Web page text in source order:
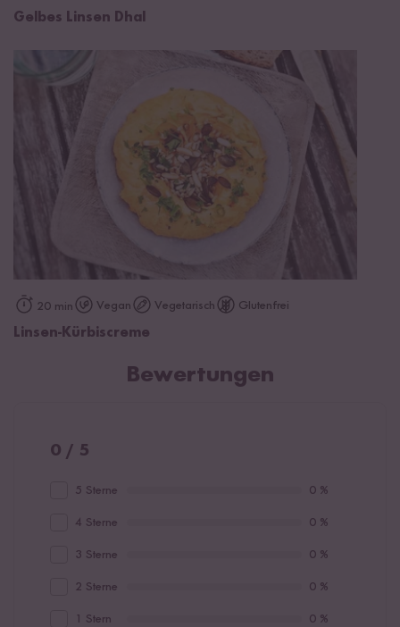
Gelbes Linsen Dhal
20 min Vegan Vegetarisch Glutenfrei
Linsen-Kürbiscreme
Bewertungen
0 / 5
5 Sterne 0 %
4 Sterne 0 %
3 Sterne 0 %
2 Sterne 0 %
1 Stern 0 %